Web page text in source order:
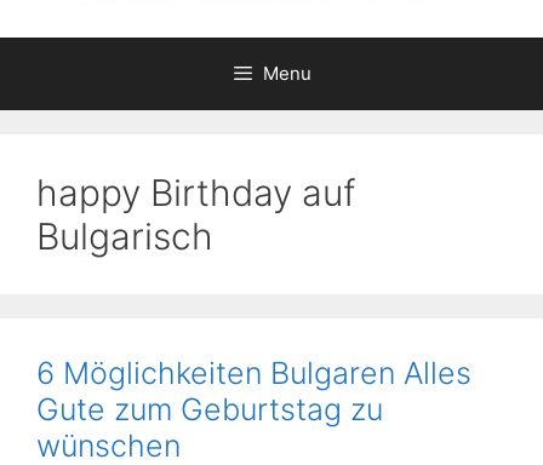
Menu
happy Birthday auf
Bulgarisch
6 Möglichkeiten Bulgaren Alles
Gute zum Geburtstag zu
wünschen